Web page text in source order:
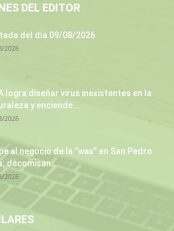
DEL EDITOR
del día 09/08/2026
2026
logra diseñar virus inexistentes en la
y enciende...
2026
al negocio de la “wax” en San Pedro
decomisan...
2026